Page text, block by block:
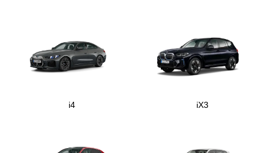
i4 iX3